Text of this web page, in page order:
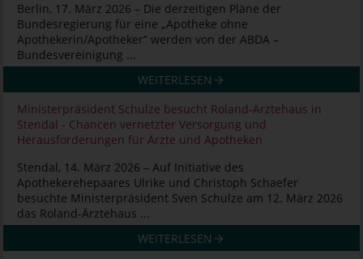
Berlin, 17. März 2026 – Die derzeitigen Pläne der
Bundesregierung für eine „Apotheke ohne
Apothekerin/Apotheker“ werden von der ABDA –
Bundesvereinigung ...
WEITERLESEN
Ministerpräsident Schulze besucht Roland-Ärztehaus in
Stendal - Chancen vernetzter Versorgung und
Herausforderungen für Ärzte und Apotheken
Stendal, 14. März 2026 – Auf Initiative des
Apothekerehepaares Ulrike und Christoph Schaefer
besuchte Ministerpräsident Sven Schulze am 12. März 2026
das Roland-Ärztehaus ...
WEITERLESEN